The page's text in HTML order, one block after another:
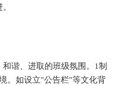
谐、进取的班级氛围。1制
。如设立"公告栏"等文化背